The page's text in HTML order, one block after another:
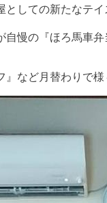
としての新たなテ
慢の『ほろ馬車弁
』など月替わりで